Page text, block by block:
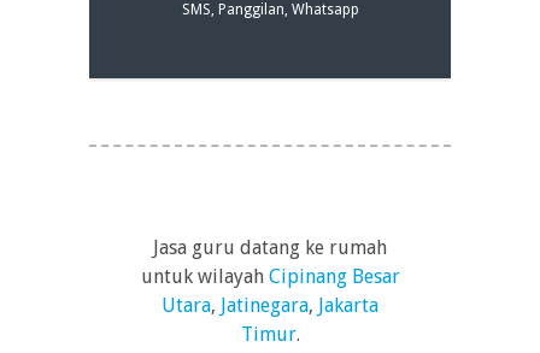
SMS, Panggilan, Whatsapp
Jasa guru datang ke rumah
untuk wilayah Cipinang Besar
Utara, Jatinegara, Jakarta
Timur.